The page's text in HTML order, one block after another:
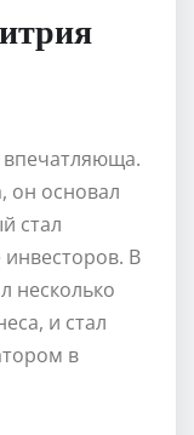
он основал
стал
В
несколько
и стал
в